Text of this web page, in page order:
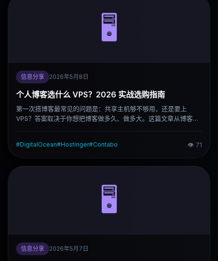
🖥️
信息分享 2026年5月8日
个人博客选什么 VPS？2026 实战选购指南
第一次搭博客最常见的问题是：共享主机够不够用，还是要上
VPS？答案取决于你想把博客做多久、做多大。这篇文章从博客的
#DigitalOcean#Hostinger#Contabo 👁 71
🖥️
信息分享 2026年5月7日